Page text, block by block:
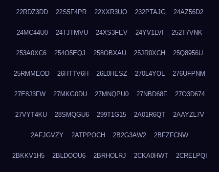
22RDZ3DD 22S5F4PR 22XXR3UO 232PTAJG 24AZ56D2
24MC44U0 24TJTMVU 24XS3FEV 24YV1LVI 252T7VNK
253A0XC6 254O5EQJ 258OBXAU 25JR0XCH 25Q8956U
25RMMEOD 26HTTV6H 26L0HESZ 270L4YOL 276UFPNM
27E8J3FW 27MKG0DU 27MNQPU0 27NBD68F 27O3D674
27VYT4KU 28SMQGU6 299T1G15 2A01R6QT 2AAYZL7V
2AFJGVZY 2ATPPOCH 2B2G3AW2 2BFZFCNW
2BKKV1H5 2BLDOOU6 2BRHOLRJ 2CKA0HWT 2CRELPQI